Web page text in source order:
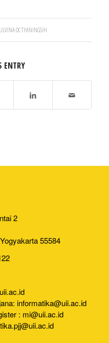
OCTYANINGSIH
ENTRY
2
55584
informatika@uii.ac.id
: mi@uii.ac.id